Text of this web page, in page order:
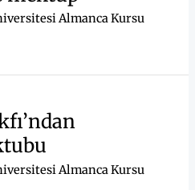
Almanca Kursu
Almanca Kursu